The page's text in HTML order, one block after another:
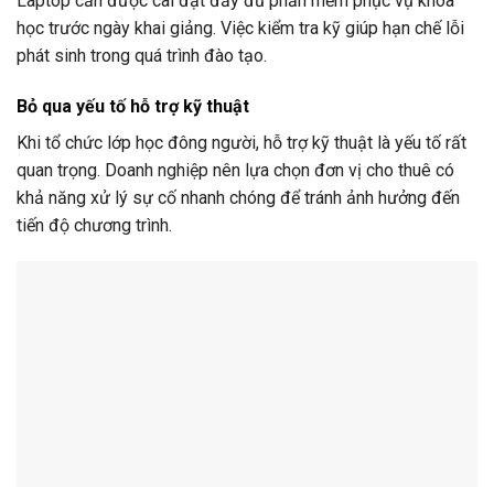
học trước ngày khai giảng. Việc kiểm tra kỹ giúp hạn chế lỗi
phát sinh trong quá trình đào tạo.
Bỏ qua yếu tố hỗ trợ kỹ thuật
Khi tổ chức lớp học đông người, hỗ trợ kỹ thuật là yếu tố rất
quan trọng. Doanh nghiệp nên lựa chọn đơn vị cho thuê có
khả năng xử lý sự cố nhanh chóng để tránh ảnh hưởng đến
tiến độ chương trình.